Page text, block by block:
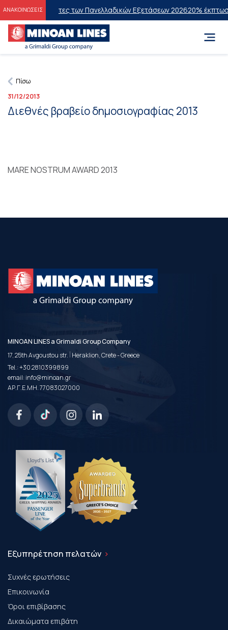
ΑΝΑΚΟΙΝΩΣΕΙΣΕπιτυχόντες των Πανελλαδικών Εξετάσεων 202620% έκπτωση
Πίσω
31/12/2013
Διεθνές βραβείο δημοσιογραφίας 2013
MARE NOSTRUM AWARD 2013
MINOAN LINES a Grimaldi Group Company
17, 25th Avgoustou str. | Heraklion, Crete - Greece
Tel.:+30 2810399899
email:info@minoan.gr
ΑΡ.Γ.Ε.ΜΗ. 77083027000
Εξυπηρέτηση πελατών
Συχνές ερωτήσεις
Επικοινωνία
Όροι επιβίβασης
Δικαιώματα επιβάτη